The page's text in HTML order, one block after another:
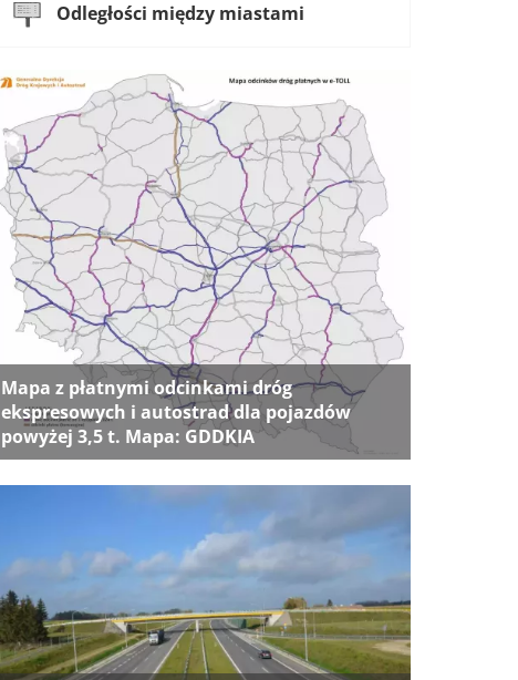
Odległości między miastami
Mapa z płatnymi odcinkami dróg
ekspresowych i autostrad dla pojazdów
powyżej 3,5 t. Mapa: GDDKIA